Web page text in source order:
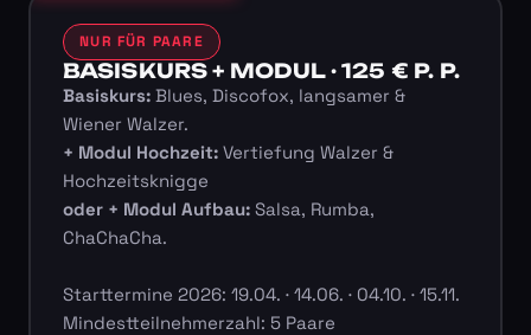
NUR FÜR PAARE
BASISKURS + MODUL · 125 € P. P.
Basiskurs:Blues, Discofox, langsamer &
Wiener Walzer.
+ Modul Hochzeit:Vertiefung Walzer &
Hochzeitsknigge
oder + Modul Aufbau:Salsa, Rumba,
ChaChaCha.
Starttermine 2026: 19.04. · 14.06. · 04.10. · 15.11.
Mindestteilnehmerzahl: 5 Paare